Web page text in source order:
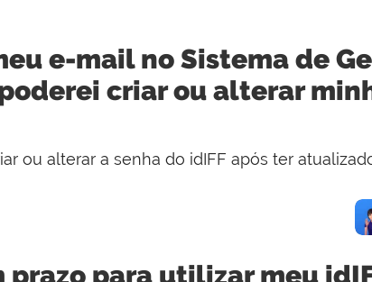
e-mail no Sistema de
criar ou alterar
ou alterar a senha do idIFF após ter
prazo para utilizar meu